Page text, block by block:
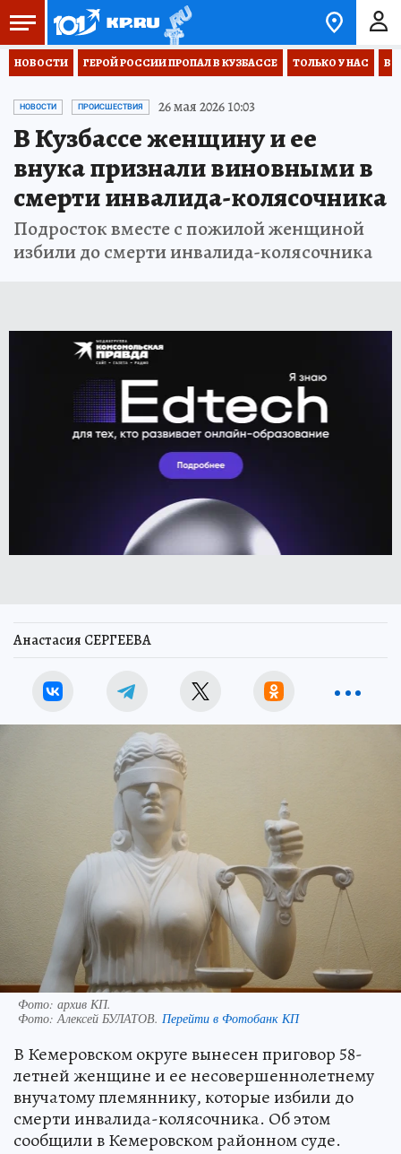
НОВОСТИ ГЕРОЙ РОССИИ ПРОПАЛ В КУЗБАССЕ ТОЛЬКО У НАС
НОВОСТИ ПРОИСШЕСТВИЯ 26 мая 2026 10:03
В Кузбассе женщину и ее
внука признали виновными в
смерти инвалида-колясочника
Подросток вместе с пожилой женщиной
избили до смерти инвалида-колясочника
Анастасия СЕРГЕЕВА
Фото: архив КП.
Фото:Алексей БУЛАТОВ. Перейти в Фотобанк КП
В Кемеровском округе вынесен приговор 58-
летней женщине и ее несовершеннолетнему
внучатому племяннику, которые избили до
смерти инвалида-колясочника. Об этом
сообщили в Кемеровском районном суде.